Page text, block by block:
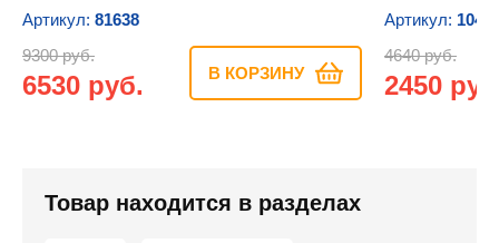
Артикул: 81638
9300 руб.
6530 руб. В КОРЗИНУ
Артикул:
4640 руб.
2450
Товар находится в разделах